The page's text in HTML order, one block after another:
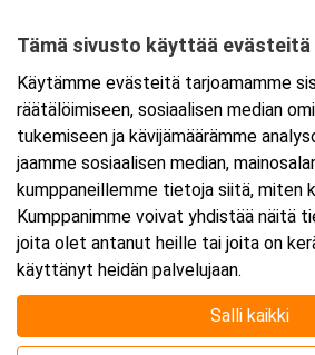
Tarkempi kartta ja ajo-ohjeet
Tämä sivusto käyttää evästeitä
Käytämme evästeitä tarjoamamme
räätälöimiseen, sosiaalisen median
tukemiseen ja kävijämäärämme
jaamme sosiaalisen median,
kumppaneillemme tietoja siitä, miten
Kumppanimme voivat yhdistää näitä
joita olet antanut heille tai joita on
käyttänyt heidän palvelujaan.
Salli kaikki